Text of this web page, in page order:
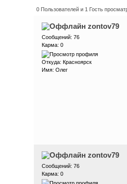
(Прочитано 318876 раз)
0 Пользователей и 1 Гость
zontov79
Сообщений: 76
Карма: 0
Откуда: Красноярск
Имя: Олег
zontov79
Сообщений: 76
Карма: 0